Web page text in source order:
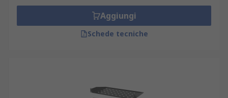
Aggiungi
Schede tecniche